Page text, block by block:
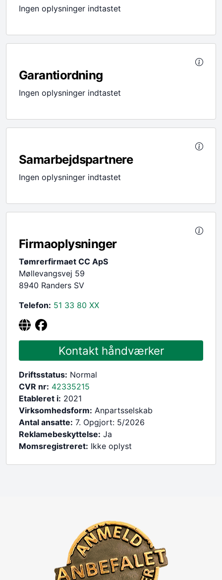
Ingen oplysninger indtastet
Garantiordning
Ingen oplysninger indtastet
Samarbejdspartnere
Ingen oplysninger indtastet
Firmaoplysninger
Tømrerfirmaet CC ApS
Møllevangsvej 59
8940 Randers SV
Telefon: 51 33 80 XX
Kontakt håndværker
Driftsstatus: Normal
CVR nr: 42335215
Etableret i: 2021
Virksomhedsform: Anpartsselskab
Antal ansatte: 7. Opgjort: 5/2026
Reklamebeskyttelse: Ja
Momsregistreret: Ikke oplyst